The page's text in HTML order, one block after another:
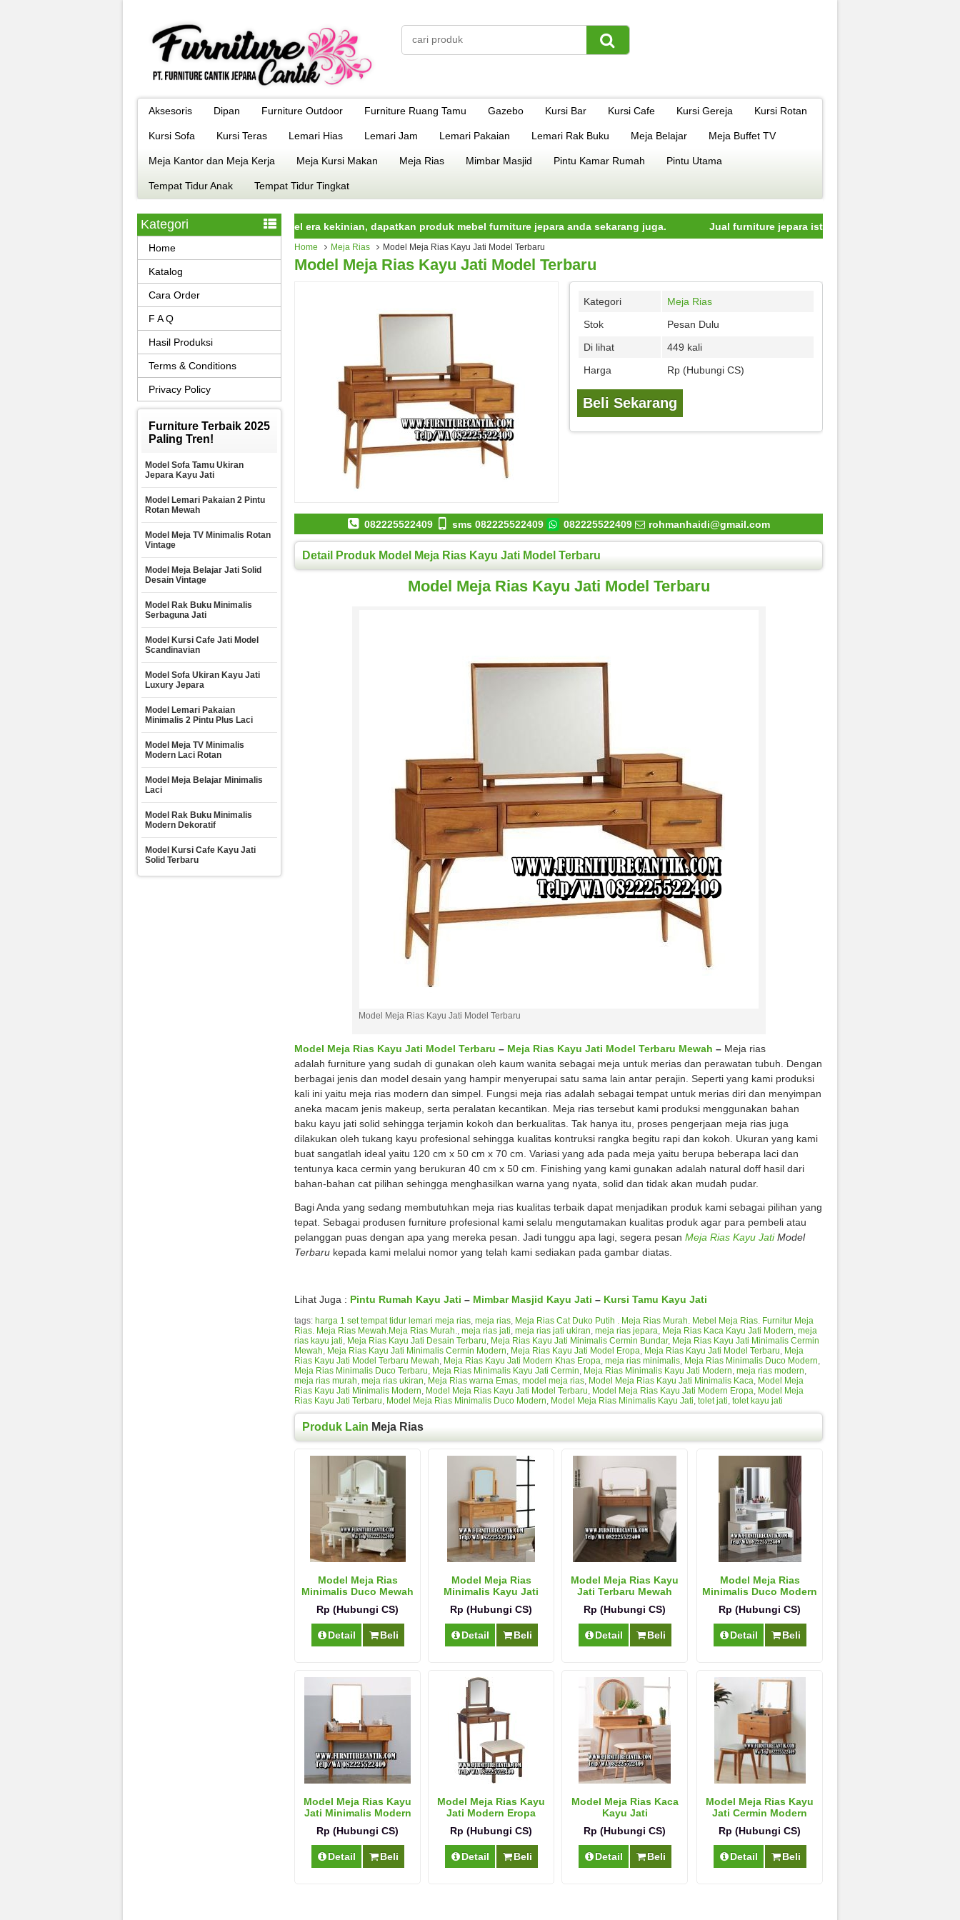
Aksesoris Dipan Furniture Outdoor Furniture Ruang Tamu Gazebo Kursi Bar Kursi Cafe Kursi Gereja Kursi Rotan
Kursi Sofa Kursi Teras Lemari Hias Lemari Jam Lemari Pakaian Lemari Rak Buku Meja Belajar Meja Buffet TV
Meja Kantor dan Meja Kerja Meja Kursi Makan Meja Rias Mimbar Masjid Pintu Kamar Rumah Pintu Utama
Tempat Tidur Anak Tempat Tidur Tingkat
jepara istimewa dengan kualitas terbaik model era kekinian, dapatkan produk mebel furniture jepara anda sekarang juga. Jual furniture jepara istimewa dengan kualitas terbaik
Home Meja Rias Model Meja Rias Kayu Jati Model Terbaru
Model Meja Rias Kayu Jati Model Terbaru
Kategori
Meja Rias
Stok
Pesan Dulu
Di lihat
449 kali
Harga
Rp (Hubungi CS)
Beli Sekarang
082225522409 sms 082225522409 082225522409 rohmanhaidi@gmail.com
Detail Produk Model Meja Rias Kayu Jati Model Terbaru
Model Meja Rias Kayu Jati Model Terbaru
Model Meja Rias Kayu Jati Model Terbaru
Model Meja Rias Kayu Jati Model Terbaru – Meja Rias Kayu Jati Model Terbaru Mewah – Meja rias
adalah furniture yang sudah di gunakan oleh kaum wanita sebagai meja untuk merias dan perawatan tubuh. Dengan
berbagai jenis dan model desain yang hampir menyerupai satu sama lain antar perajin. Seperti yang kami produksi
kali ini yaitu meja rias modern dan simpel. Fungsi meja rias adalah sebagai tempat untuk merias diri dan menyimpan
aneka macam jenis makeup, serta peralatan kecantikan. Meja rias tersebut kami produksi menggunakan bahan
baku kayu jati solid sehingga terjamin kokoh dan berkualitas. Tak hanya itu, proses pengerjaan meja rias juga
dilakukan oleh tukang kayu profesional sehingga kualitas kontruksi rangka begitu rapi dan kokoh. Ukuran yang kami
buat sangatlah ideal yaitu 120 cm x 50 cm x 70 cm. Variasi yang ada pada meja yaitu berupa beberapa laci dan
tentunya kaca cermin yang berukuran 40 cm x 50 cm. Finishing yang kami gunakan adalah natural doff hasil dari
bahan-bahan cat pilihan sehingga menghasilkan warna yang nyata, solid dan tidak akan mudah pudar.
Bagi Anda yang sedang membutuhkan meja rias kualitas terbaik dapat menjadikan produk kami sebagai pilihan yang
tepat. Sebagai produsen furniture profesional kami selalu mengutamakan kualitas produk agar para pembeli atau
pelanggan puas dengan apa yang mereka pesan. Jadi tunggu apa lagi, segera pesan Meja Rias Kayu JatiModel
Terbaru kepada kami melalui nomor yang telah kami sediakan pada gambar diatas.
Lihat Juga : Pintu Rumah Kayu Jati – Mimbar Masjid Kayu Jati – Kursi Tamu Kayu Jati
tags: harga 1 set tempat tidur lemari meja rias, meja rias, Meja Rias Cat Duko Putih . Meja Rias Murah. Mebel Meja Rias. Furnitur Meja
Rias. Meja Rias Mewah.Meja Rias Murah., meja rias jati, meja rias jati ukiran, meja rias jepara, Meja Rias Kaca Kayu Jati Modern, meja
rias kayu jati, Meja Rias Kayu Jati Desain Terbaru, Meja Rias Kayu Jati Minimalis Cermin Bundar, Meja Rias Kayu Jati Minimalis Cermin
Mewah, Meja Rias Kayu Jati Minimalis Cermin Modern, Meja Rias Kayu Jati Model Eropa, Meja Rias Kayu Jati Model Terbaru, Meja
Rias Kayu Jati Model Terbaru Mewah, Meja Rias Kayu Jati Modern Khas Eropa, meja rias minimalis, Meja Rias Minimalis Duco Modern,
Meja Rias Minimalis Duco Terbaru, Meja Rias Minimalis Kayu Jati Cermin, Meja Rias Minimalis Kayu Jati Modern, meja rias modern,
meja rias murah, meja rias ukiran, Meja Rias warna Emas, model meja rias, Model Meja Rias Kayu Jati Minimalis Kaca, Model Meja
Rias Kayu Jati Minimalis Modern, Model Meja Rias Kayu Jati Model Terbaru, Model Meja Rias Kayu Jati Modern Eropa, Model Meja
Rias Kayu Jati Terbaru, Model Meja Rias Minimalis Duco Modern, Model Meja Rias Minimalis Kayu Jati, tolet jati, tolet kayu jati
Produk Lain Meja Rias
Model Meja Rias
Minimalis Duco Mewah
Rp (Hubungi CS)
Detail Beli
Model Meja Rias
Minimalis Kayu Jati
Rp (Hubungi CS)
Detail Beli
Model Meja Rias Kayu
Jati Terbaru Mewah
Rp (Hubungi CS)
Detail Beli
Model Meja Rias
Minimalis Duco Modern
Rp (Hubungi CS)
Detail Beli
Model Meja Rias Kayu
Jati Minimalis Modern
Rp (Hubungi CS)
Detail Beli
Model Meja Rias Kayu
Jati Modern Eropa
Rp (Hubungi CS)
Detail Beli
Model Meja Rias Kaca
Kayu Jati
Rp (Hubungi CS)
Detail Beli
Model Meja Rias Kayu
Jati Cermin Modern
Rp (Hubungi CS)
Detail Beli
Kategori
Home
Katalog
Cara Order
F A Q
Hasil Produksi
Terms & Conditions
Privacy Policy
Furniture Terbaik 2025
Paling Tren!
Model Sofa Tamu Ukiran
Jepara Kayu Jati
Model Lemari Pakaian 2 Pintu
Rotan Mewah
Model Meja TV Minimalis Rotan
Vintage
Model Meja Belajar Jati Solid
Desain Vintage
Model Rak Buku Minimalis
Serbaguna Jati
Model Kursi Cafe Jati Model
Scandinavian
Model Sofa Ukiran Kayu Jati
Luxury Jepara
Model Lemari Pakaian
Minimalis 2 Pintu Plus Laci
Model Meja TV Minimalis
Modern Laci Rotan
Model Meja Belajar Minimalis
Laci
Model Rak Buku Minimalis
Modern Dekoratif
Model Kursi Cafe Kayu Jati
Solid Terbaru